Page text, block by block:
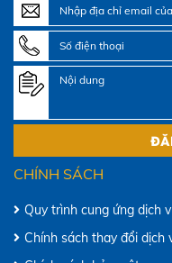
CHÍNH SÁCH
Quy trình cung ứng dịch
Chính sách thay đổi dịch